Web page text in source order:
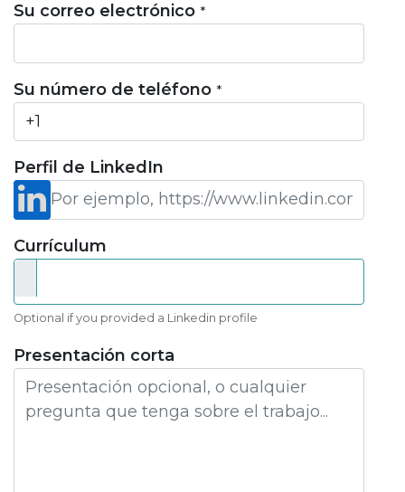
Su correo electrónico *
Su número de teléfono *
Perfil de LinkedIn
Currículum
Optional if you provided a Linkedin profile
Presentación corta